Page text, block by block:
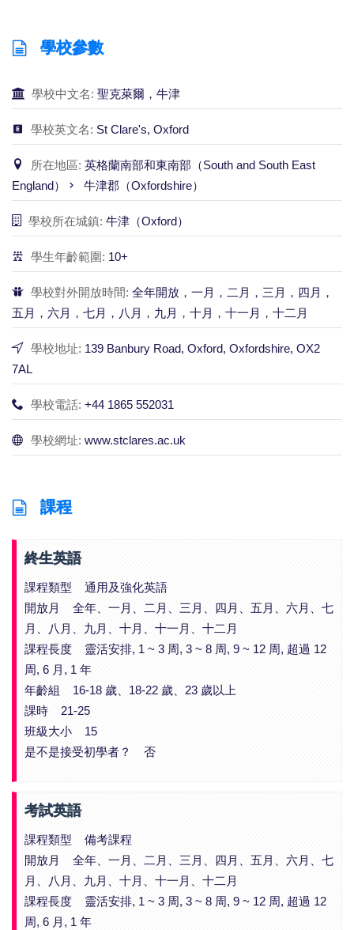
學校參數
學校中文名: 聖克萊爾，牛津
學校英文名: St Clare's, Oxford
所在地區: 英格蘭南部和東南部（South and South East
England）
牛津郡（Oxfordshire）
學校所在城鎮: 牛津（Oxford）
學生年齡範圍: 10+
學校對外開放時間: 全年開放，一月，二月，三月，四月，
五月，六月，七月，八月，九月，十月，十一月，十二月
學校地址: 139 Banbury Road, Oxford, Oxfordshire, OX2
7AL
學校電話: +44 1865 552031
學校網址: www.stclares.ac.uk
課程
終生英語
課程類型 通用及強化英語
開放月 全年、一月、二月、三月、四月、五月、六月、七
月、八月、九月、十月、十一月、十二月
課程長度 靈活安排, 1 ~ 3 周, 3 ~ 8 周, 9 ~ 12 周, 超過 12
周, 6 月, 1 年
年齡組 16-18 歲、18-22 歲、23 歲以上
課時 21-25
班級大小 15
是不是接受初學者？ 否
考試英語
課程類型 備考課程
開放月 全年、一月、二月、三月、四月、五月、六月、七
月、八月、九月、十月、十一月、十二月
課程長度 靈活安排, 1 ~ 3 周, 3 ~ 8 周, 9 ~ 12 周, 超過 12
周, 6 月, 1 年